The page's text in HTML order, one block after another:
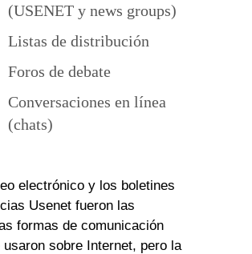
(USENET y news groups)
Listas de distribución
Foros de debate
Conversaciones en línea
(chats)
electrónico y los boletines
Usenet fueron las
formas de comunicación
usaron sobre Internet, pero la